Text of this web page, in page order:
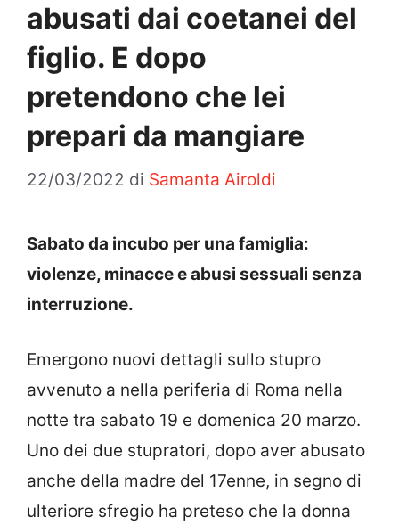
abusati dai coetanei del
figlio. E dopo
pretendono che lei
prepari da mangiare
22/03/2022 di Samanta Airoldi
Sabato da incubo per una famiglia:
violenze, minacce e abusi sessuali senza
interruzione.
Emergono nuovi dettagli sullo stupro
avvenuto a nella periferia di Roma nella
notte tra sabato 19 e domenica 20 marzo.
Uno dei due stupratori, dopo aver abusato
anche della madre del 17enne, in segno di
ulteriore sfregio ha preteso che la donna